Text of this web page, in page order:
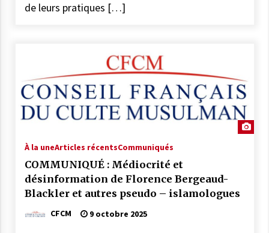
de leurs pratiques […]
À la uneArticles récentsCommuniqués
COMMUNIQUÉ : Médiocrité et
désinformation de Florence Bergeaud-
Blackler et autres pseudo – islamologues
CFCM 9 octobre 2025